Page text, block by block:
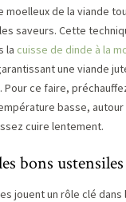
moelleux de la viande
saveurs. Cette
la cuisse de dinde à la
une viande
Pour ce faire,
basse, autour
cuire lentement.
bons ustensiles
jouent un rôle clé dans